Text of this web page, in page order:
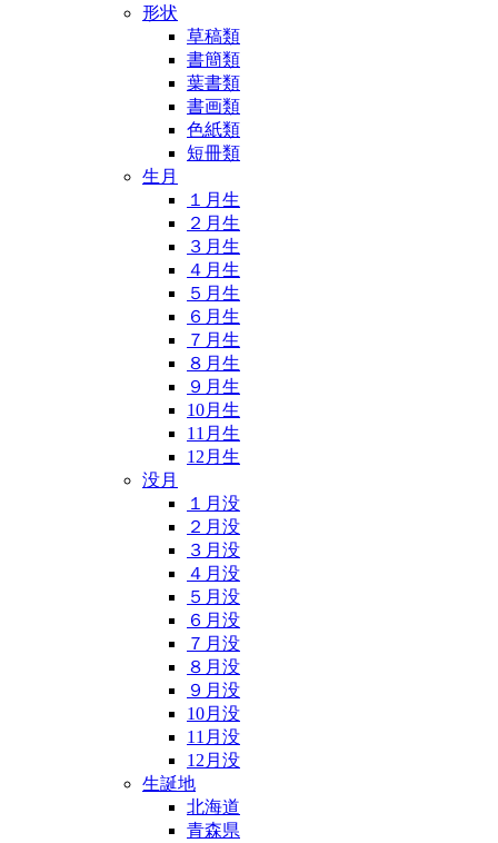
形状
草稿類
書簡類
葉書類
書画類
色紙類
短冊類
生月
１月生
２月生
３月生
４月生
５月生
６月生
７月生
８月生
９月生
10月生
11月生
12月生
没月
１月没
２月没
３月没
４月没
５月没
６月没
７月没
８月没
９月没
10月没
11月没
12月没
生誕地
北海道
青森県